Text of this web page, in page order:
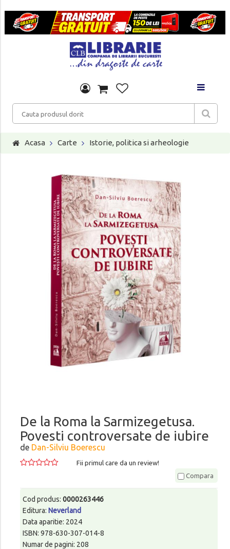
Acasa Carte Istorie, politica si arheologie
De la Roma la Sarmizegetusa.
Povesti controversate de iubire
de Dan-Silviu Boerescu
Fii primul care da un review!
Compara
Cod produs: 0000263446
Editura: Neverland
Data aparitie: 2024
ISBN: 978-630-307-014-8
Numar de pagini: 208